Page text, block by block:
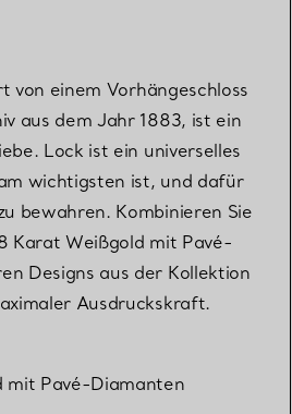
von einem Vorhängeschloss
aus dem Jahr 1883, ist ein
Lock ist ein universelles
wichtigsten ist, und dafür
bewahren. Kombinieren Sie
Karat Weißgold mit Pavé-
Designs aus der Kollektion
Ausdruckskraft.
mit Pavé-Diamanten